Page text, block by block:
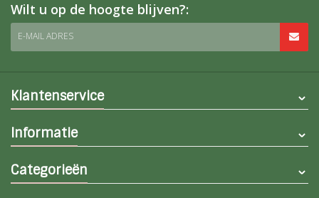
Wilt u op de hoogte blijven?:
E-MAIL ADRES
Klantenservice
Informatie
Categorieën